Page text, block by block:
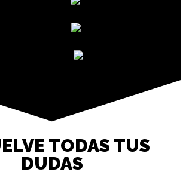
TODAS TUS
DUDAS